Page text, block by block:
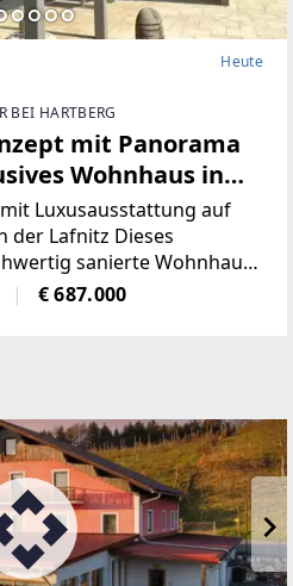
Heute
BEI HARTBERG
mit Panorama
Wohnhaus in
Luxusausstattung auf
der Lafnitz Dieses
sanierte Wohnhaus
modernste Technik
Die Immobilie
€ 687.000